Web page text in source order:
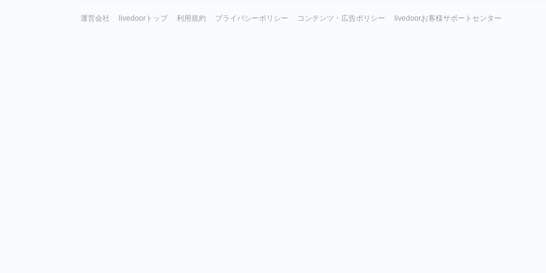
運営会社 livedoorトップ 利用規約 プライバシーポリシー コンテンツ・広告ポリシー livedoorお客様サポートセンター